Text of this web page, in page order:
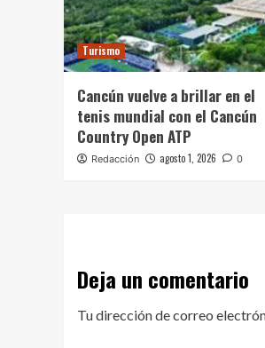
Turismo
Cancún vuelve a brillar en el
tenis mundial con el Cancún
Country Open ATP
Redacción agosto 1, 2026 0
Deja un comentario
Tu dirección de correo